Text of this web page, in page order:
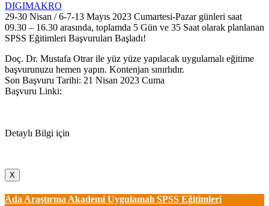
DIGIMAKRO
29-30 Nisan / 6-7-13 Mayıs 2023 Cumartesi-Pazar günleri saat
09.30 – 16.30 arasında, toplamda 5 Gün ve 35 Saat olarak planlanan
SPSS Eğitimleri Başvuruları Başladı!
Doç. Dr. Mustafa Otrar ile yüz yüze yapılacak uygulamalı eğitime
başvurunuzu hemen yapın. Kontenjan sınırlıdır.
Son Başvuru Tarihi: 21 Nisan 2023 Cuma
Başvuru Linki:
Detaylı Bilgi için
X
Ada Araştırma Akademi Uygulamalı SPSS Eğitimleri